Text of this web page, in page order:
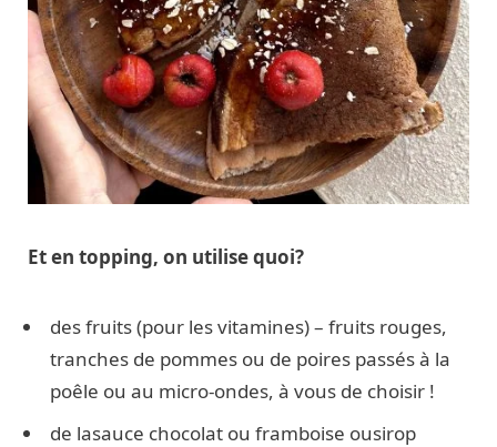
Et en topping, on utilise quoi?
des fruits (pour les vitamines) – fruits rouges,
tranches de pommes ou de poires passés à la
poêle ou au micro-ondes, à vous de choisir !
de lasauce chocolat ou framboise ousirop